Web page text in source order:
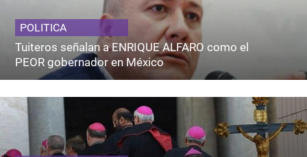
POLITICA
Tuiteros señalan a ENRIQUE ALFARO como el
PEOR gobernador en México